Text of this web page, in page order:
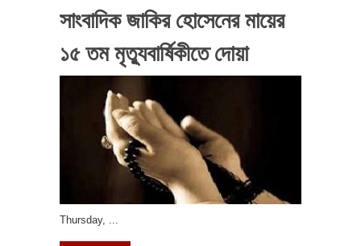
সাংবাদিক জাকির হোসেনের মায়ের
১৫ তম মৃত্যুবার্ষিকীতে দোয়া
‎Thursday, ...